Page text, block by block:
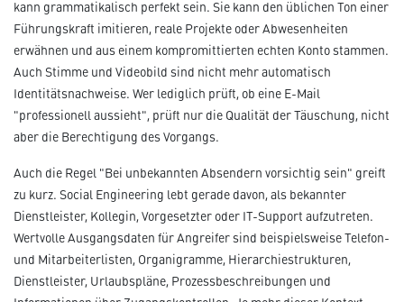
kann grammatikalisch perfekt sein. Sie kann den üblichen Ton einer
Führungskraft imitieren, reale Projekte oder Abwesenheiten
erwähnen und aus einem kompromittierten echten Konto stammen.
Auch Stimme und Videobild sind nicht mehr automatisch
Identitätsnachweise. Wer lediglich prüft, ob eine E-Mail
"professionell aussieht", prüft nur die Qualität der Täuschung, nicht
aber die Berechtigung des Vorgangs.
Auch die Regel "Bei unbekannten Absendern vorsichtig sein" greift
zu kurz. Social Engineering lebt gerade davon, als bekannter
Dienstleister, Kollegin, Vorgesetzter oder IT-Support aufzutreten.
Wertvolle Ausgangsdaten für Angreifer sind beispielsweise Telefon-
und Mitarbeiterlisten, Organigramme, Hierarchiestrukturen,
Dienstleister, Urlaubspläne, Prozessbeschreibungen und